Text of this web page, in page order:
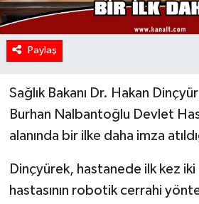
Paylaş
Sağlık Bakanı Dr. Hakan
Burhan Nalbantoğlu Devlet
alanında bir ilke daha imza
Dinçyürek, hastanede ilk kez
hastasının robotik cerrahi